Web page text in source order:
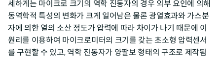
세하게는 마이크로 크기의 역학 진동자의 경우 외부 요인에 의해
동역학적 특성의 변화가 크게 일어남은 물론 광열효과와 가스분
자에 의한 열의 소산 정도가 압력에 따라 차이가 나기 때문에 이
원리를 이용하여 마이크로미터의 크기를 갖는 초소형 압력센서
를 구현할 수 있고, 역학 진동자가 양팔보 형태의 구조로 제작됨